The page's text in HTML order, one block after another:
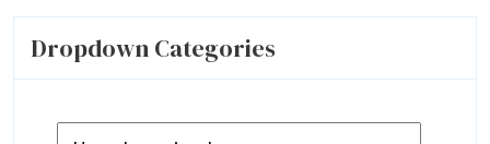
Dropdown Categories